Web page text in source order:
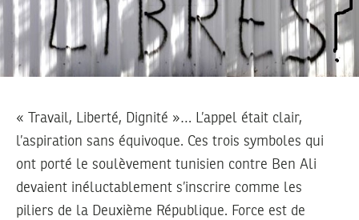
« Travail, Liberté, Dignité »… L’appel était clair,
l’aspiration sans équivoque. Ces trois symboles qui
ont porté le soulèvement tunisien contre Ben Ali
devaient inéluctablement s’inscrire comme les
piliers de la Deuxième République. Force est de